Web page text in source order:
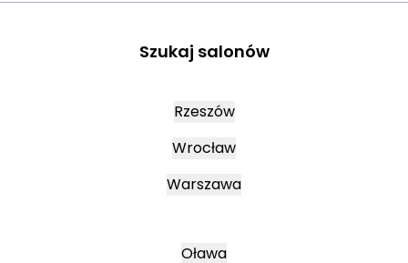
Szukaj salonów
Rzeszów
Wrocław
Warszawa
Oława